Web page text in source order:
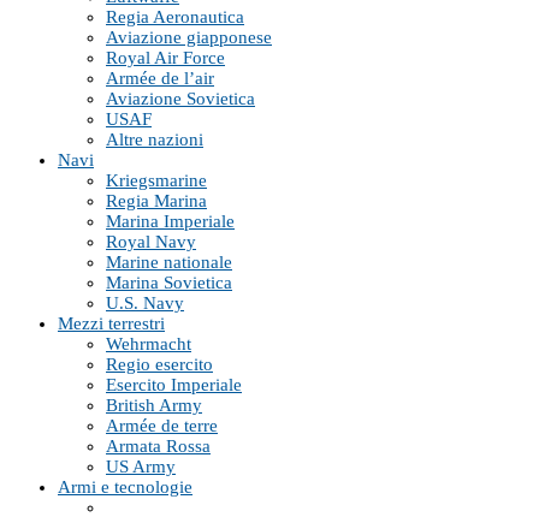
Regia Aeronautica
Aviazione giapponese
Royal Air Force
Armée de l’air
Aviazione Sovietica
USAF
Altre nazioni
Navi
Kriegsmarine
Regia Marina
Marina Imperiale
Royal Navy
Marine nationale
Marina Sovietica
U.S. Navy
Mezzi terrestri
Wehrmacht
Regio esercito
Esercito Imperiale
British Army
Armée de terre
Armata Rossa
US Army
Armi e tecnologie